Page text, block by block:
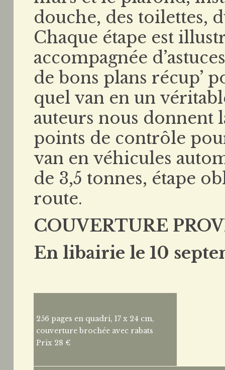
douche, des toilettes,
Chaque étape est
accompagnée
de bons plans récup’
quel van en un
auteurs nous donnent
points de contrôle
van en véhicules
de 3,5 tonnes, étape
route.
COUVERTURE
En libairie le 10
256 pages en quadri, 17 x 24 cm,
couverture brochée avec rabats
Prix 28 €